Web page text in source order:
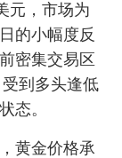
元，市场为
的小幅度反
密集交易区
到多头逢低
态。
黄金价格承